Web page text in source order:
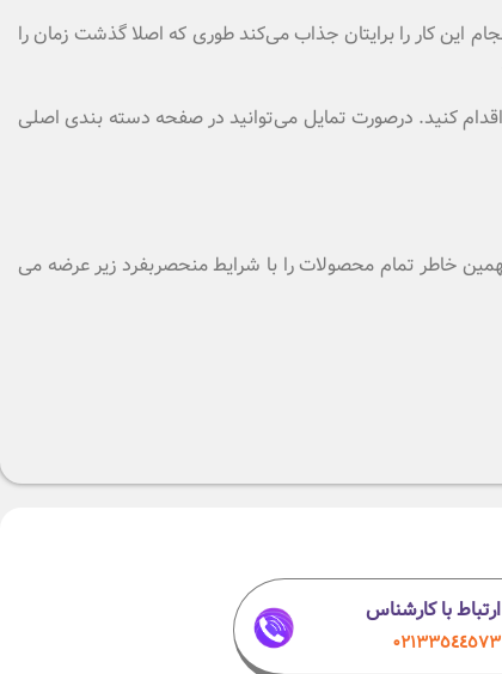
این کار را برایتان جذاب می‌کند طوری که اصلا گذشت زمان را
کنید. درصورت تمایل می‌توانید در صفحه دسته بندی اصلی
خاطر تمام محصولات را با شرایط منحصربفرد زیر عرضه می
ارتباط با کارشناس
۰٢١٣٣٥٤٤٥٧٣